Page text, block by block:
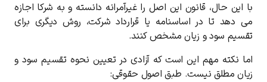
با این حال، قانون این اصل را غیرآمرانه دانسته و به شرکا اجازه
می‌ دهد تا در اساسنامه یا قرارداد شرکت، روش دیگری برای
تقسیم سود و زیان مشخص کنند.
اما نکته مهم این است که آزادی در تعیین نحوه تقسیم سود و
زیان مطلق نیست. طبق اصول حقوقی: